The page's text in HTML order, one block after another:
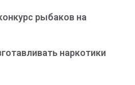
рыбаков на
наркотики